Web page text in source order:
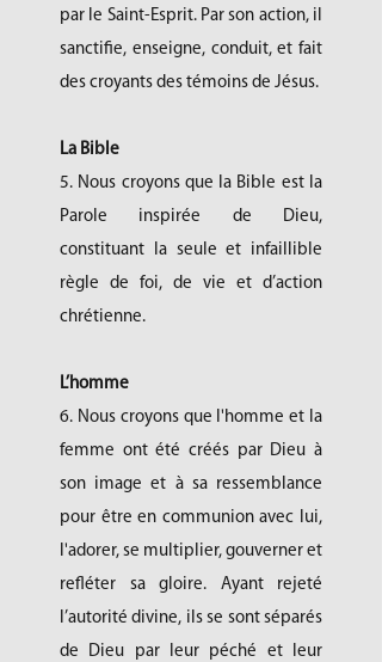
par le Saint-Esprit. Par son action, il
sanctifie, enseigne, conduit, et fait
des croyants des témoins de Jésus.
La Bible
5. Nous croyons que la Bible est la
Parole inspirée de Dieu,
constituant la seule et infaillible
règle de foi, de vie et d’action
chrétienne.
L’homme
6. Nous croyons que l'homme et la
femme ont été créés par Dieu à
son image et à sa ressemblance
pour être en communion avec lui,
l'adorer, se multiplier, gouverner et
refléter sa gloire. Ayant rejeté
l’autorité divine, ils se sont séparés
de Dieu par leur péché et leur